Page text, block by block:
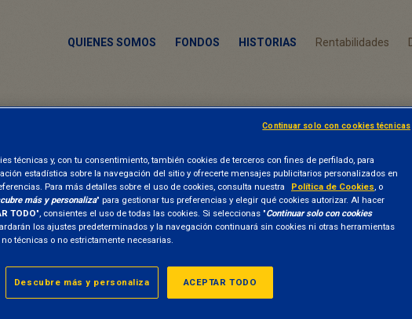
QUIENES SOMOS FONDOS HISTORIAS Rentabilidades
Deforestación
técnicas y, con tu consentimiento, también cookies de terceros con fines de perfilado, para
estadística sobre la navegación del sitio y ofrecerte mensajes publicitarios personalizados en
Para más detalles sobre el uso de cookies, consulta nuestra
Política de Cookies, o
más y personaliza" para gestionar tus preferencias y elegir qué cookies autorizar. Al hacer
TODO", consientes el uso de todas las cookies. Si seleccionas "Continuar solo con cookies
los ajustes predeterminados y la navegación continuará sin cookies ni otras herramientas
técnicas o no estrictamente necesarias.
ACEPTAR TODO
Descubre más y personaliza
Continuar solo con cookies técnicas